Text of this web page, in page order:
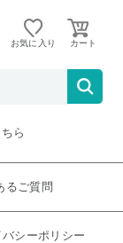
お気に入り
だいま取り扱い
ら
るご質問
バシーポリシー